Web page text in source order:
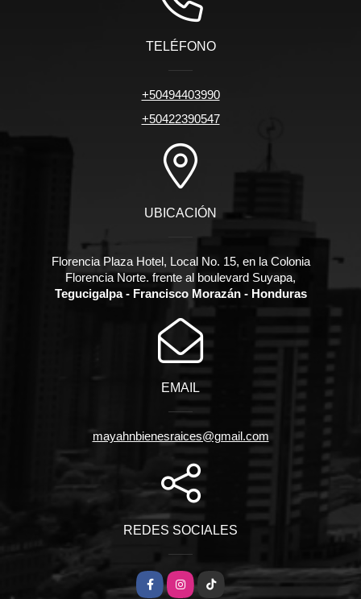
TELÉFONO
+50494403990
+50422390547
UBICACIÓN
Florencia Plaza Hotel, Local No. 15, en la Colonia
Florencia Norte. frente al boulevard Suyapa,
Tegucigalpa - Francisco Morazán - Honduras
EMAIL
mayahnbienesraices@gmail.com
REDES SOCIALES
FacebookInstagramTikTok